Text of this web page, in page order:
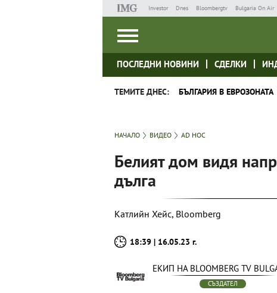
Investor Dnes Bloombergtv Bulgaria On Air
ПОСЛЕДНИ НОВИНИ СДЕЛКИ
ТЕМИТЕ ДНЕС: БЪЛГАРИЯ В ЕВРОЗОНАТА
НАЧАЛО ВИДЕО AD HOC
Белият дом видя
дълга
Катлийн Хейс, Bloomberg
18:39 | 16.05.23 г.
ЕКИП НА BLOOMBERG TV
СЪЗДАТЕЛ